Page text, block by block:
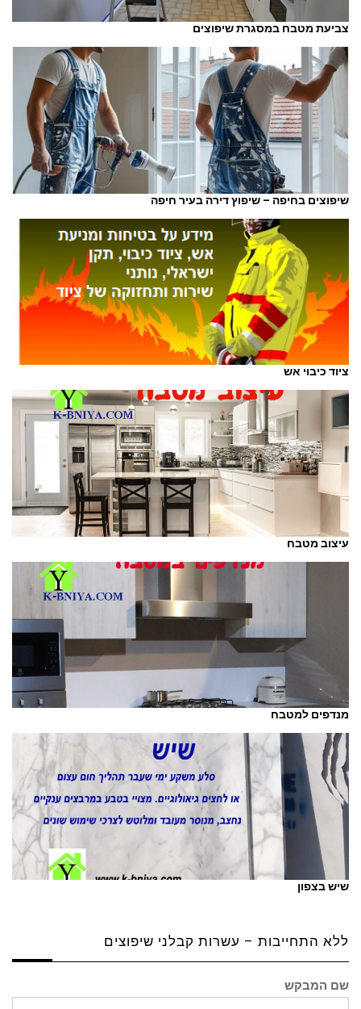
צביעת מטבח במסגרת שיפוצים
שיפוצים בחיפה – שיפוץ דירה בעיר חיפה
ציוד כיבוי אש
עיצוב מטבח
מנדפים למטבח
שיש בצפון
ללא התחייבות – עשרות קבלני שיפוצים
שם המבקש